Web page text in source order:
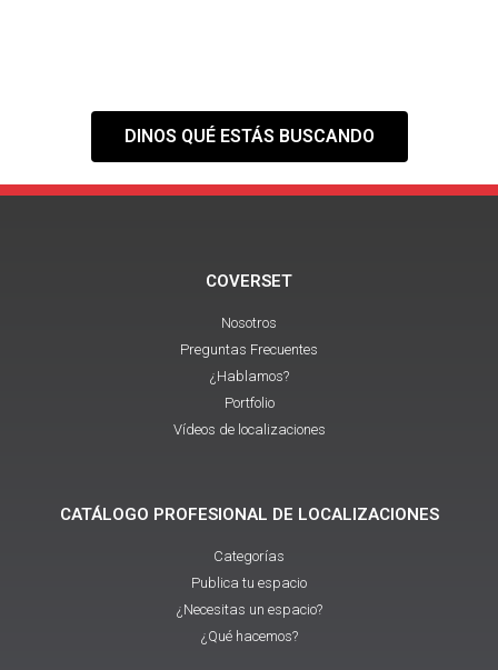
DINOS QUÉ ESTÁS BUSCANDO
COVERSET
Nosotros
Preguntas Frecuentes
¿Hablamos?
Portfolio
Vídeos de localizaciones
CATÁLOGO PROFESIONAL DE LOCALIZACIONES
Categorías
Publica tu espacio
¿Necesitas un espacio?
¿Qué hacemos?